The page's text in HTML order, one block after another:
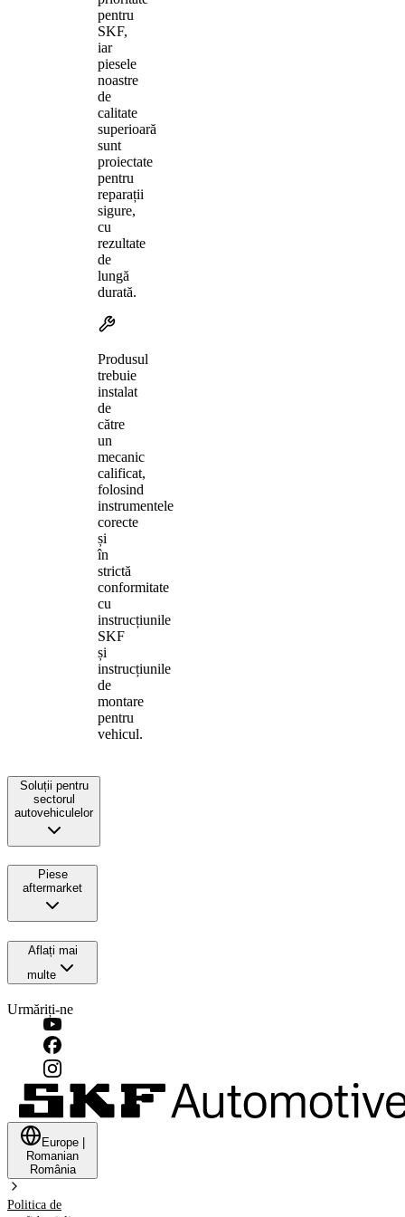
pentru
SKF,
iar
piesele
noastre
de
calitate
superioară
sunt
proiectate
pentru
reparații
sigure,
cu
rezultate
de
lungă
durată.
Produsul
trebuie
instalat
de
către
un
mecanic
calificat,
folosind
instrumentele
corecte
și
în
strictă
conformitate
cu
instrucțiunile
SKF
și
instrucțiunile
de
montare
pentru
vehicul.
Soluții pentru
sectorul
autovehiculelor
Piese
aftermarket
Aflați mai
multe
Urmăriți-ne
Europe
Romanian
România
Politica de